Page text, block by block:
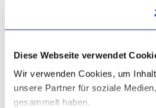
Diese Webseite verwendet
Wir verwenden Cookies, um
unsere Partner für soziale
gesammelt haben.